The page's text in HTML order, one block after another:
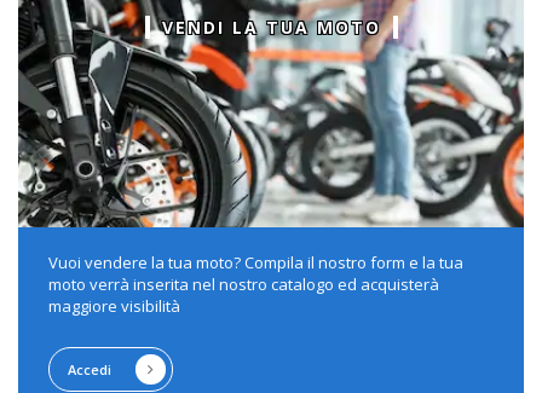
VENDI LA TUA MOTO
Vuoi vendere la tua moto? Compila il nostro form e la tua
moto verrà inserita nel nostro catalogo ed acquisterà
maggiore visibilità
Accedi